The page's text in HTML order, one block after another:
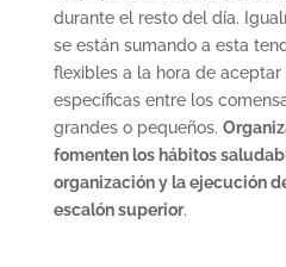
durante el resto del día.
se están sumando a esta
flexibles a la hora de
específicas entre los
grandes o pequeños.
fomenten los hábitos
organización y la ejecución
escalón superior.